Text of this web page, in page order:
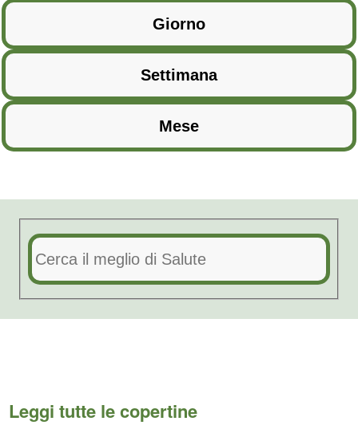
Leggi tutte le copertine